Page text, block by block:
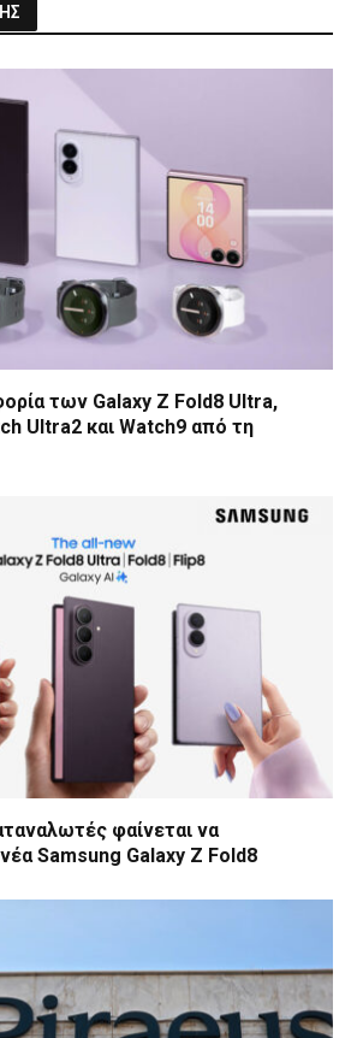
των Galaxy Z Fold8 Ultra,
Ultra2 και Watch9 από τη
φαίνεται να
Samsung Galaxy Z Fold8